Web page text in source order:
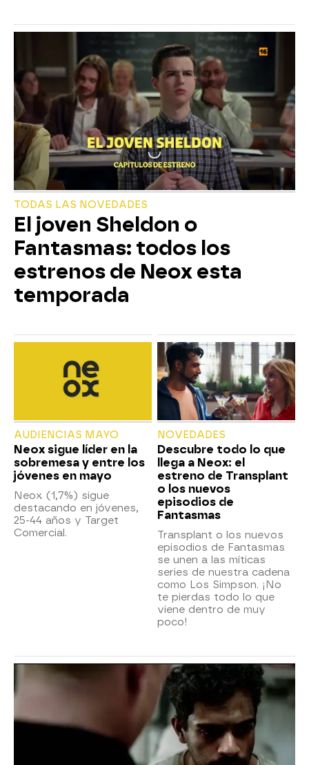
TODAS LAS NOVEDADES
El joven Sheldon o
Fantasmas: todos los
estrenos de Neox esta
temporada
AUDIENCIAS MAYO
Neox sigue líder en la
sobremesa y entre los
jóvenes en mayo
Neox (1,7%) sigue
destacando en jóvenes,
25-44 años y Target
Comercial.
NOVEDADES
Descubre todo lo que
llega a Neox: el
estreno de Transplant
o los nuevos
episodios de
Fantasmas
Transplant o los nuevos
episodios de Fantasmas
se unen a las míticas
series de nuestra cadena
como Los Simpson. ¡No
te pierdas todo lo que
viene dentro de muy
poco!